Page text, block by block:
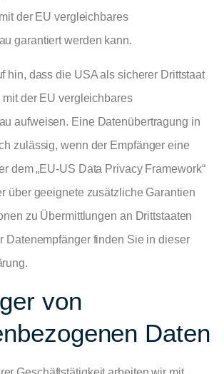
der EU vergleichbares
garantiert werden kann.
hin, dass die USA als sicherer Drittstaat
der EU vergleichbares
aufweisen. Eine Datenübertragung in
zulässig, wenn der Empfänger eine
dem „EU-US Data Privacy Framework“
über geeignete zusätzliche Garantien
zu Übermittlungen an Drittstaaten
Datenempfänger finden Sie in dieser
von
Daten